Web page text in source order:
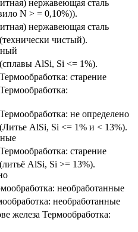
нержавеющая сталь
N > = 0,10%)).
нержавеющая сталь
чистый​).
​AlSi, Si <= 1%).
старение
не определено
​AlSi, Si <= 1% и < 13%​).
старение
​AlSi, Si >= 13%).
необработанные
необработанные
железа Термообработка: